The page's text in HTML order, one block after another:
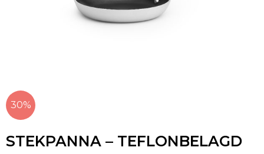
30%
STEKPANNA – TEFLONBELAGD